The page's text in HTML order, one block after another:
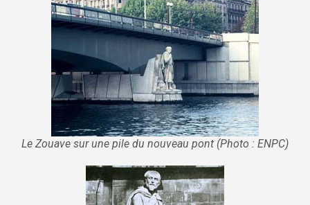
Le Zouave sur une pile du nouveau pont (Photo : ENPC)